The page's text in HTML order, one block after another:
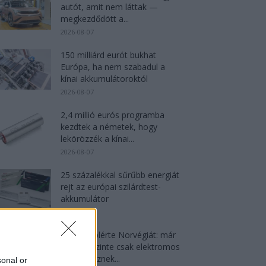
or
autót, amit nem láttak —
megkezdődött a...
2026-08-07
150 milliárd eurót bukhat
Európa, ha nem szabadul a
kínai akkumulátoroktól
2026-08-07
2,4 millió eurós programba
kezdtek a németek, hogy
lekörözzék a kínai...
2026-08-07
25 százalékkal sűrűbb energiát
rejt az európai szilárdtest-
akkumulátor
2026-08-07
Dánia utolérte Norvégiát: már
náluk is szinte csak elektromos
autót vesznek...